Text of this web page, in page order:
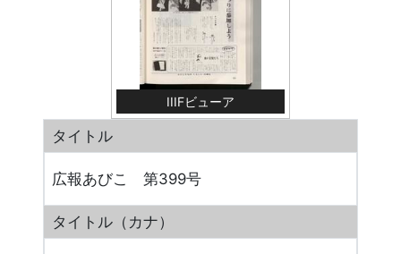
IIIFビューア
タイトル
広報あびこ 第399号
タイトル（カナ）